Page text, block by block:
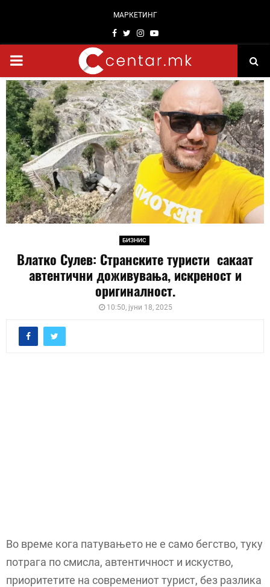
МАРКЕТИНГ
Facebook
TwitterInstagram
Youtube
PRIMARY
MENU
БИЗНИС
Влатко Сулев: Странските туристи сакаат
автентични доживувања, искреност и
оригиналност.
10:50, јуни 18, 2025
Во време кога патувањето не е само бегство, туку
потрага по смисла, автентичност и искуство,
приоритетите на современиот турист, без разлика